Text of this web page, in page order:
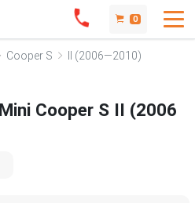
0
Cooper S II (2006—2010)
Cooper S II (2006